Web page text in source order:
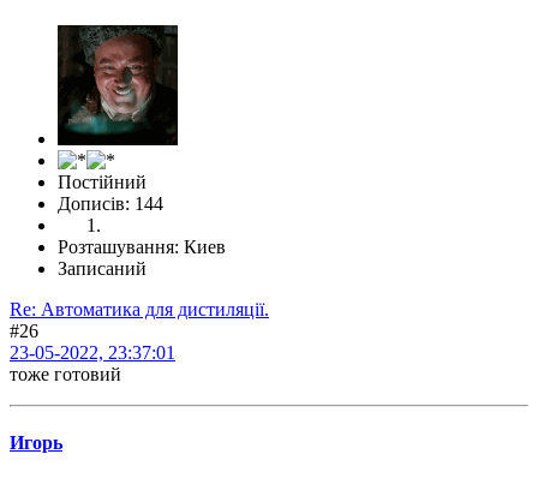
Постійний
Дописів: 144
Розташування: Киев
Записаний
Re: Автоматика для дистиляції.
#26
23-05-2022, 23:37:01
тоже готовий
Игорь